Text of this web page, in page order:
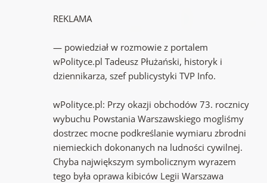
REKLAMA
— powiedział w rozmowie z portalem
wPolityce.pl Tadeusz Płużański, historyk i
dziennikarza, szef publicystyki TVP Info.
wPolityce.pl: Przy okazji obchodów 73. rocznicy
wybuchu Powstania Warszawskiego mogliśmy
dostrzec mocne podkreślanie wymiaru zbrodni
niemieckich dokonanych na ludności cywilnej.
Chyba największym symbolicznym wyrazem
tego była oprawa kibiców Legii Warszawa